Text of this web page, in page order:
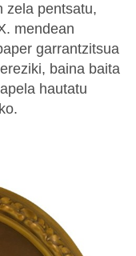
zela pentsatu,
mendean
garrantzitsua
baina baita
hautatu